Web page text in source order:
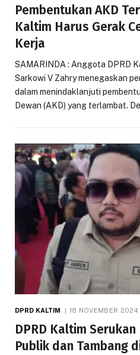
Pembentukan AKD
Kaltim Harus Gerak
Kerja
SAMARINDA : Anggota DPRD
Sarkowi V Zahry menegaskan
dalam menindaklanjuti
Dewan (AKD) yang terlambat.
DPRD KALTIM 18 NOVEMBER 2024
DPRD Kaltim
Publik dan Tambang